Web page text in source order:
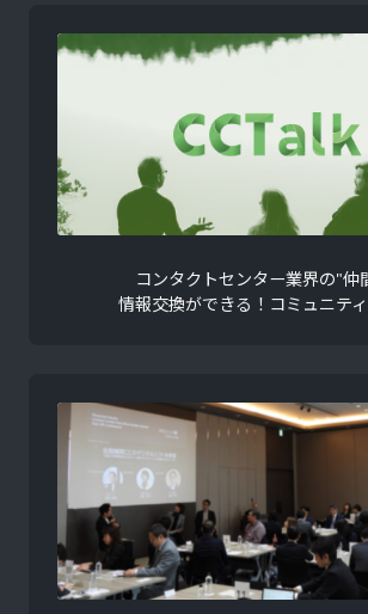
コンタクトセンター業界の"仲
情報交換ができる！コミュニテ